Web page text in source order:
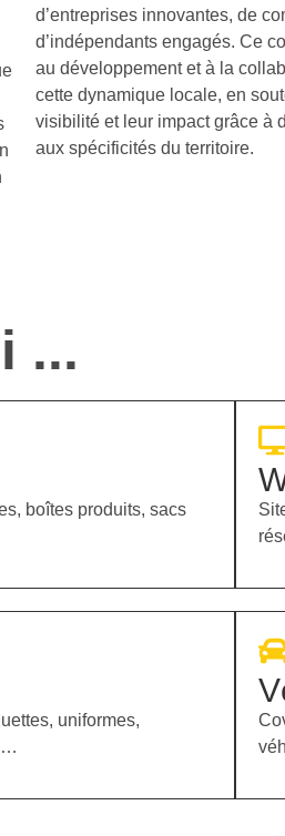
d’entreprises innovantes, de
d’indépendants engagés. Ce
au développement et à la
cette dynamique locale, en
visibilité et leur impact grâce à
aux spécificités du territoire.
...
boîtes produits, sacs
uniformes,